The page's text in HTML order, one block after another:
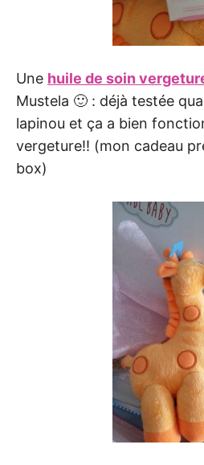
Une huile de soin
Mustela 🙂 : déjà testée
lapinou et ça a bien
vergeture!! (mon cadeau
box)